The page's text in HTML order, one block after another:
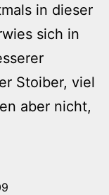
in dieser
sich in
Stoiber, viel
aber nicht,